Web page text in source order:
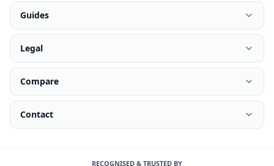
Guides
Legal
Compare
Contact
RECOGNISED & TRUSTED BY